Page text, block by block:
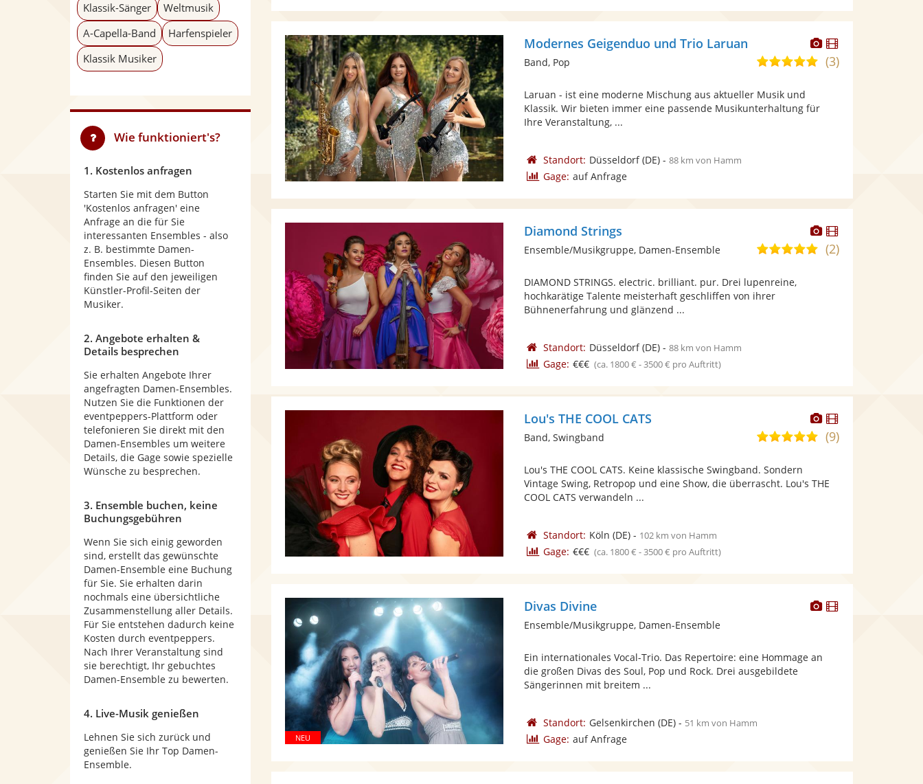
Dieser
Künstler
stellt
Dieser
Künstler
Modernes Geigenduo und Trio Laruan
5,0
Sternen
(3)
Band, Pop
Laruan - ist eine moderne Mischung aus aktueller Musik und
Klassik. Wir bieten immer eine passende Musikunterhaltung für
Ihre Veranstaltung, ...
Standort: Düsseldorf(DE)- 88 km von Hamm
Gage: auf Anfrage
Dieser
Künstler
stellt
Dieser
Künstler
Diamond Strings
5,0(2)
Ensemble/Musikgruppe, Damen-Ensemble
DIAMOND STRINGS. electric. brilliant. pur. Drei lupenreine,
hochkarätige Talente meisterhaft geschliffen von ihrer
Bühnenerfahrung und glänzend ...
Standort: Düsseldorf(DE)- 88 km von Hamm
Gage: €€€ (ca. 1800 € - 3500 € pro Auftritt)
Dieser
Künstler
stellt
bereit.
Dieser
Künstler
Lou's THE COOL CATS
5,0
Sternen
(9)
Band, Swingband
Lou's THE COOL CATS. Keine klassische Swingband. Sondern
Vintage Swing, Retropop und eine Show, die überrascht. Lou's THE
COOL CATS verwandeln ...
Standort: Köln (DE)- 102 km von Hamm
Gage: €€€ (ca. 1800 € - 3500 € pro Auftritt)
DieserDieser
Divas Divine
Ensemble/Musikgruppe, Damen-Ensemble
Ein internationales Vocal-Trio. Das Repertoire: eine Hommage an
die großen Divas des Soul, Pop und Rock. Drei ausgebildete
Sängerinnen mit breitem ...
Standort: Gelsenkirchen (DE)- 51 km von Hamm
Gage: auf Anfrage
Klassik-Sänger
Weltmusik
A-Capella-Band
Harfenspieler
Klassik Musiker
Wie funktioniert's?
1. Kostenlos anfragen
Starten Sie mit dem Button
'Kostenlos anfragen' eine
Anfrage an die für Sie
interessanten Ensembles - also
z. B. bestimmte Damen-
Ensembles. Diesen Button
finden Sie auf den jeweiligen
Künstler-Profil-Seiten der
Musiker.
2. Angebote erhalten &
Details besprechen
Sie erhalten Angebote Ihrer
angefragten Damen-Ensembles.
Nutzen Sie die Funktionen der
eventpeppers-Plattform oder
telefonieren Sie direkt mit den
Damen-Ensembles um weitere
Details, die Gage sowie spezielle
Wünsche zu besprechen.
3. Ensemble buchen, keine
Buchungsgebühren
Wenn Sie sich einig geworden
sind, erstellt das gewünschte
Damen-Ensemble eine Buchung
für Sie. Sie erhalten darin
nochmals eine übersichtliche
Zusammenstellung aller Details.
Für Sie entstehen dadurch keine
Kosten durch eventpeppers.
Nach Ihrer Veranstaltung sind
sie berechtigt, Ihr gebuchtes
Damen-Ensemble zu bewerten.
4. Live-Musik genießen
Lehnen Sie sich zurück und
genießen Sie Ihr Top Damen-
Ensemble.